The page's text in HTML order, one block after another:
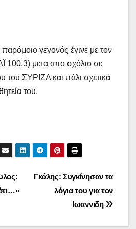
γεγονός έγινε με τον
100,3) μετα απο σχόλιο σε
του ΣΥΡΙΖΑ και πάλι σχετικά
του.
Γκάλης: Συγκίνησαν τα
λόγια του για τον
Ιωαννιδη